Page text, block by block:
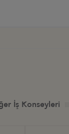
İş Konseyleri